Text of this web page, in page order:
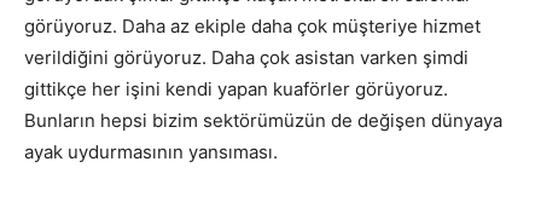
görüyoruz. Daha az ekiple daha çok müşteriye hizmet
verildiğini görüyoruz. Daha çok asistan varken şimdi
gittikçe her işini kendi yapan kuaförler görüyoruz.
Bunların hepsi bizim sektörümüzün de değişen dünyaya
ayak uydurmasının yansıması.